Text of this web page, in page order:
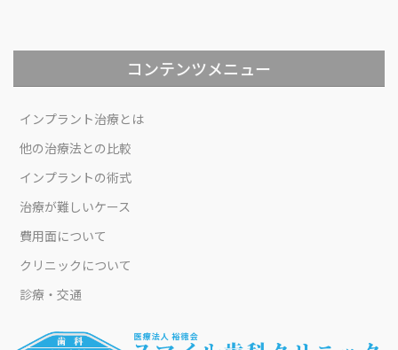
コンテンツメニュー
インプラント治療とは
他の治療法との比較
インプラントの術式
治療が難しいケース
費用面について
クリニックについて
診療・交通